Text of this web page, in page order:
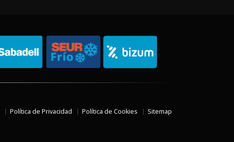
Política de Privacidad Política de Cookies Sitemap